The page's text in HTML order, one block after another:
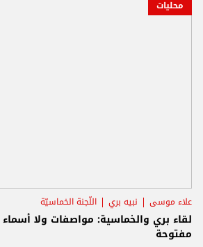
محليات
علاء موسى نبيه بري اللّجنة الخماسيّة
لقاء بري والخماسية: مواصفات ولا
مفتوحة